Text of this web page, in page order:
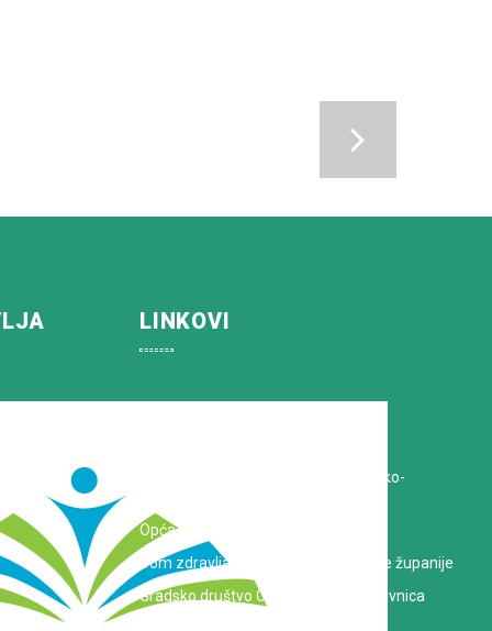
LINKOVI
Zavod za javno zdravstvo Koprivničko-
Opća bolnica dr. Tomislav Bardek
Dom zdravlja Koprivničko-križevačke županije
Gradsko društvo Crvenog križa Koprivnica